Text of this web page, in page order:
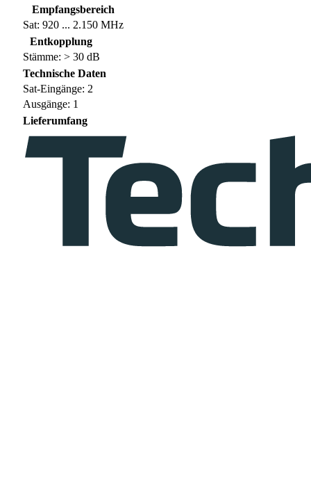
Empfangsbereich
Sat: 920 ... 2.150 MHz
Entkopplung
Stämme: > 30 dB
Technische Daten
Sat-Eingänge: 2
Ausgänge: 1
Lieferumfang